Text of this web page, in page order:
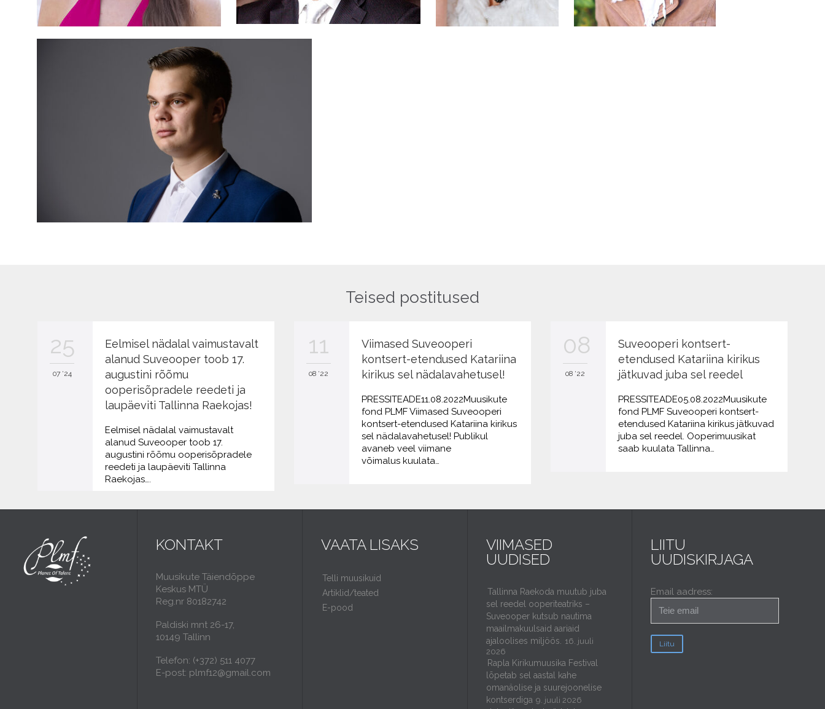
Teised postitused
25
07 '24
Eelmisel nädalal vaimustavalt
alanud Suveooper toob 17.
augustini rõõmu
ooperisõpradele reedeti ja
laupäeviti Tallinna Raekojas!
Eelmisel nädalal vaimustavalt
alanud Suveooper toob 17.
augustini rõõmu ooperisõpradele
reedeti ja laupäeviti Tallinna
Raekojas….
11
08 '22
Viimased Suveooperi
kontsert-etendused Katariina
kirikus sel nädalavahetusel!
PRESSITEADE11.08.2022Muusikute
fond PLMF Viimased Suveooperi
kontsert-etendused Katariina kirikus
sel nädalavahetusel! Publikul
avaneb veel viimane
võimalus kuulata…
08
08 '22
Suveooperi kontsert-
etendused Katariina kirikus
jätkuvad juba sel reedel
PRESSITEADE05.08.2022Muusikute
fond PLMF Suveooperi kontsert-
etendused Katariina kirikus jätkuvad
juba sel reedel. Ooperimuusikat
saab kuulata Tallinna…
KONTAKT
Muusikute Täiendõppe
Keskus MTÜ
Reg.nr 80182742
Paldiski mnt 26-17,
10149 Tallinn
Telefon: (+372) 511 4077
E-post: plmf12@gmail.com
VAATA LISAKS
Telli muusikuid
Artiklid/teated
E-pood
VIIMASED
UUDISED
Tallinna Raekoda muutub juba
sel reedel ooperiteatriks –
Suveooper kutsub nautima
maailmakuulsaid aariaid
ajaloolises miljöös. 16. juuli
2026
Rapla Kirikumuusika Festival
lõpetab sel aastal kahe
omanäolise ja suurejoonelise
kontserdiga 9. juuli 2026
LIITU
UUDISKIRJAGA
Email aadress: